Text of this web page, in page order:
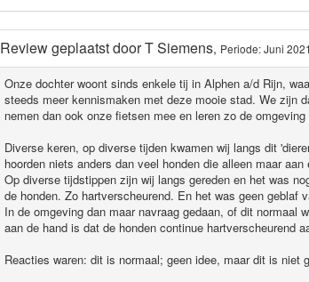
Review geplaatst doorT Siemens, Periode: Juni 2021
Onze dochter woont sinds enkele tij in Alphen a/d Rijn,
steeds meer kennismaken met deze mooie stad. We zijn
nemen dan ook onze fietsen mee en leren zo de omgeving
Diverse keren, op diverse tijden kwamen wij langs dit
hoorden niets anders dan veel honden die alleen maar
Op diverse tijdstippen zijn wij langs gereden en het was
de honden. Zo hartverscheurend. En het was geen geblaf
In de omgeving dan maar navraag gedaan, of dit normaal
aan de hand is dat de honden continue hartverscheurend
Reacties waren: dit is normaal; geen idee, maar dit is niet